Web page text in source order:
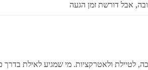
אבל דורשת זמן הגעה
לטיילת ולאטרקציות. מי שמגיע לאילת